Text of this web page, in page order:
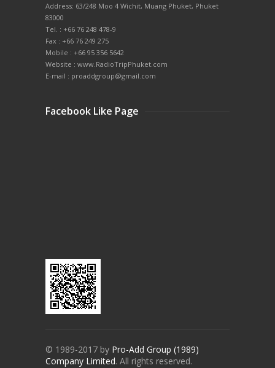
Address: 63/248 Moo 4 Wichit, Muang Phuket, Phuket
83000
Tel. : +66 76 248 478-9
Fax : +66 76 249 275
Mobile : +66 95 356 5642
Website : www.RadioTripPhuket.com
E-mail : proaddgroup@gmail.com
Facebook Like Page
© 1989-2017 by Pro-Add Group (1989)
Company Limited. All rights reserved.